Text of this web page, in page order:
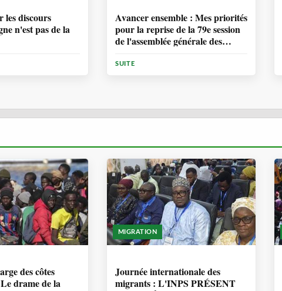
les discours
n'est pas de la
Avancer ensemble : Mes priorités
pour la reprise de la 79e session
de l'assemblée générale des
SUITE
des côtes
drame de la
MIGRATION
Journée internationale des
migrants : L'INPS PRÉSENT